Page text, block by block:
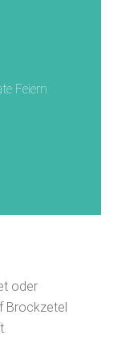
Feiern
oder
Brockzetel